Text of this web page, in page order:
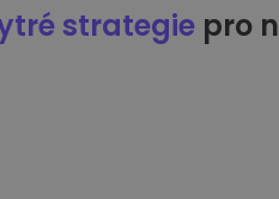
strategiepro